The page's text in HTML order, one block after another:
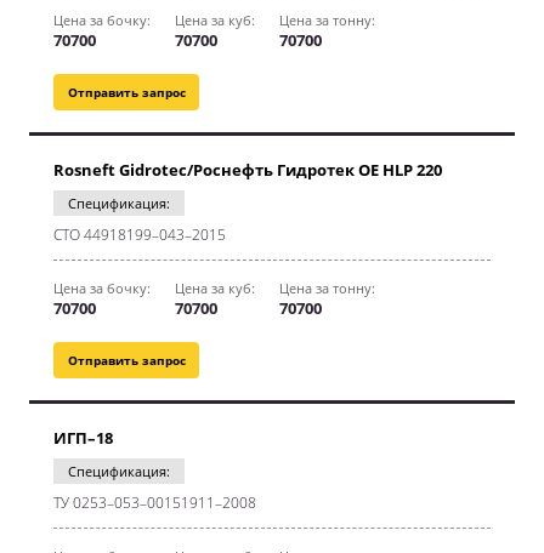
Отправить запрос
Цена за бочку:
70700
Цена за куб:
70700
Цена за тонну:
70700
Отправить запрос
Rosneft Gidrotec/Роснефть Гидротек OE HLP 220
Спецификация:
СТО 44918199–043–2015
Цена за бочку:
70700
Цена за куб:
70700
Цена за тонну:
70700
ИГП–18
Спецификация:
ТУ 0253–053–00151911–2008